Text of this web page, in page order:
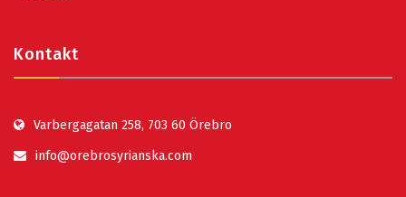
Kontakt
Varbergagatan 258, 703 60 Örebro
info@orebrosyrianska.com